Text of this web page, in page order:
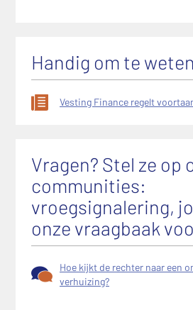
Handig om te weten
Vesting Finance regelt
Vragen? Stel ze op
communities:
vroegsignalering,
onze vraagbaak
Hoe kijkt de rechter naar een
verhuizing?